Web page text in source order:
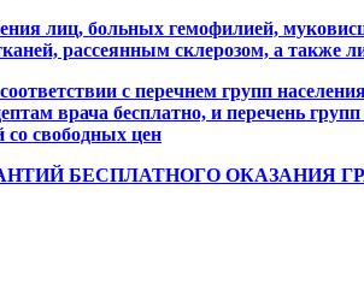
лиц, больных гемофилией,
рассеянным склерозом, а также
с перечнем групп
врача бесплатно, и перечень
со свободных цен
БЕСПЛАТНОГО ОКАЗАНИЯ